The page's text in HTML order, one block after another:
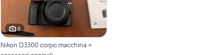
6
Nikon D3300 corpo macchina +